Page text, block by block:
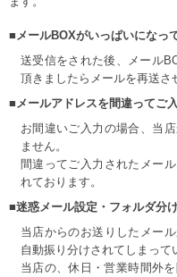
■メールBOXがいっぱいになっ
送受信をされた後、メール
頂きましたらメールを再送さ
■メールアドレスを間違ってご入
お間違いご入力の場合、当
ません。
間違ってご入力されたメー
れております。
■迷惑メール設定・フォルダ分け
当店からのお送りしたメー
自動振り分けされてしまって
当店の、休日・営業時間外